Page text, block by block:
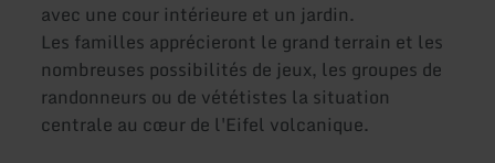
avec une cour intérieure et un jardin.
Les familles apprécieront le grand terrain et les
nombreuses possibilités de jeux, les groupes de
randonneurs ou de vététistes la situation
centrale au cœur de l'Eifel volcanique.